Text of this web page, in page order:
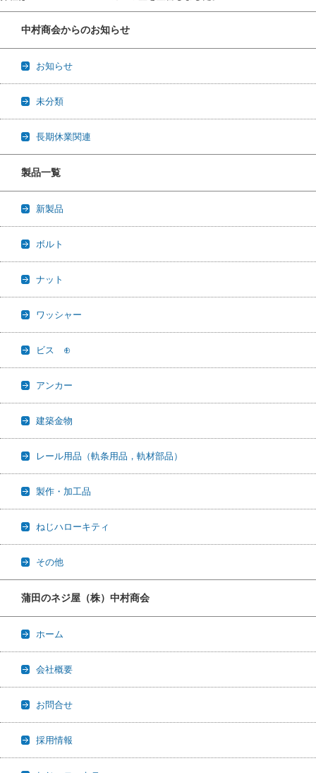
中村商会からのお知らせ
お知らせ
未分類
長期休業関連
製品一覧
新製品
ボルト
ナット
ワッシャー
ビス ⊕
アンカー
建築金物
レール用品（軌条用品，軌材部品）
製作・加工品
ねじハローキティ
その他
蒲田のネジ屋（株）中村商会
ホーム
会社概要
お問合せ
採用情報